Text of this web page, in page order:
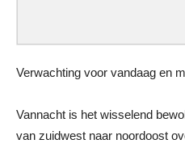
Verwachting voor vandaag en
Vannacht is het wisselend
van zuidwest naar noordoost